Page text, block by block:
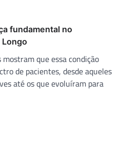
fundamental no
que essa condição
de pacientes, desde aqueles
até os que evoluíram para